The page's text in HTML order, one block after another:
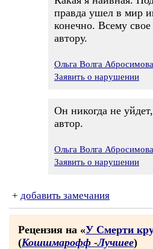
правда ушел в мир
конечно. Всему
автору.
Ольга Волга
Заявить о нарушении
Он никогда не
автор.
Ольга Волга
Заявить о нарушении
+ добавить замечания
Рецензия на «У Смерти
(Кошшмарофф -Лучшее)